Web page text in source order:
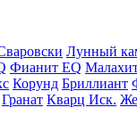
Лунный
Фианит EQ
Корунд Бриллиант
Гранат Кварц Иск.